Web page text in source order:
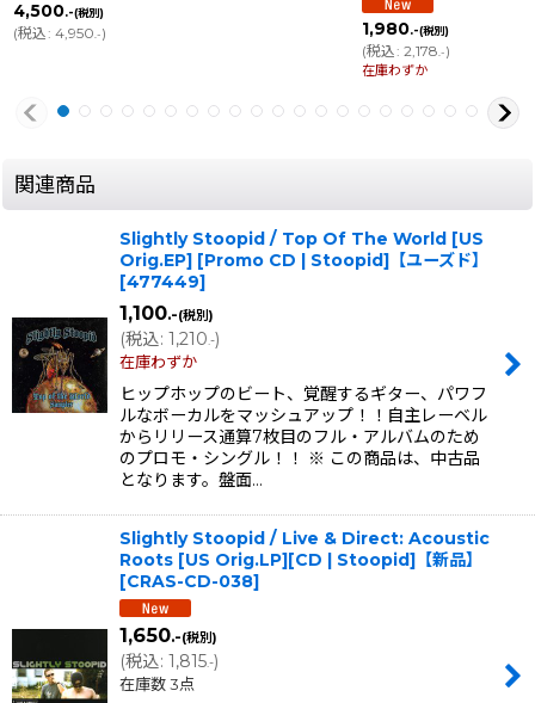
4,500.-(税別)
(税込: 4,950 .-) 1,980.-(税別)
(税込: 2,178 .-)
在庫わずか
関連商品
Slightly Stoopid / Top Of The World [US
Orig.EP] [Promo CD | Stoopid]【ユーズド】
[477449]
1,100.-(税別)
(税込: 1,210.-)
在庫わずか
ヒップホップのビート、覚醒するギター、パワフ
ルなボーカルをマッシュアップ！！自主レーベル
からリリース通算7枚目のフル・アルバムのため
のプロモ・シングル！！ ※ この商品は、中古品
となります。盤面…
Slightly Stoopid / Live & Direct: Acoustic
Roots [US Orig.LP][CD | Stoopid]【新品】
[CRAS-CD-038]
1,650.-(税別)
(税込: 1,815.-)
在庫数 3点